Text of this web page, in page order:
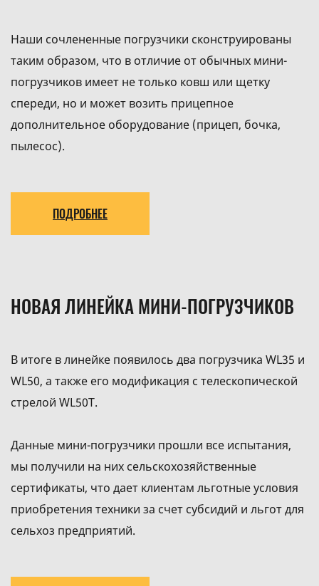
Наши сочлененные погрузчики сконструированы
таким образом, что в отличие от обычных мини-
погрузчиков имеет не только ковш или щетку
спереди, но и может возить прицепное
дополнительное оборудование (прицеп, бочка,
пылесос).
ПОДРОБНЕЕ
НОВАЯ ЛИНЕЙКА МИНИ-ПОГРУЗЧИКОВ
В итоге в линейке появилось два погрузчика WL35 и
WL50, а также его модификация с телескопической
стрелой WL50T.
Данные мини-погрузчики прошли все испытания,
мы получили на них сельскохозяйственные
сертификаты, что дает клиентам льготные условия
приобретения техники за счет субсидий и льгот для
сельхоз предприятий.